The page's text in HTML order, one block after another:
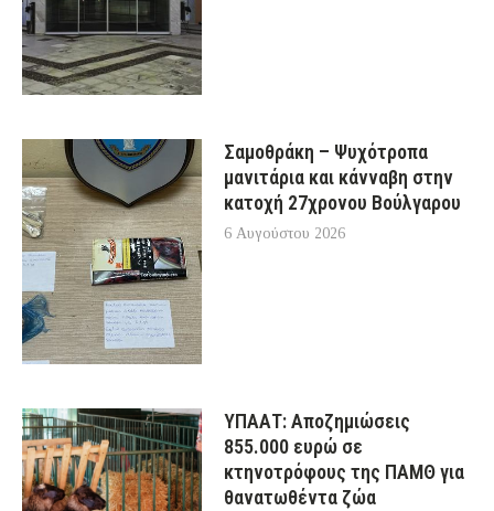
Σαμοθράκη – Ψυχότροπα
μανιτάρια και κάνναβη στην
κατοχή 27χρονου Βούλγαρου
6 Αυγούστου 2026
ΥΠΑΑΤ: Αποζημιώσεις
855.000 ευρώ σε
κτηνοτρόφους της ΠΑΜΘ για
θανατωθέντα ζώα